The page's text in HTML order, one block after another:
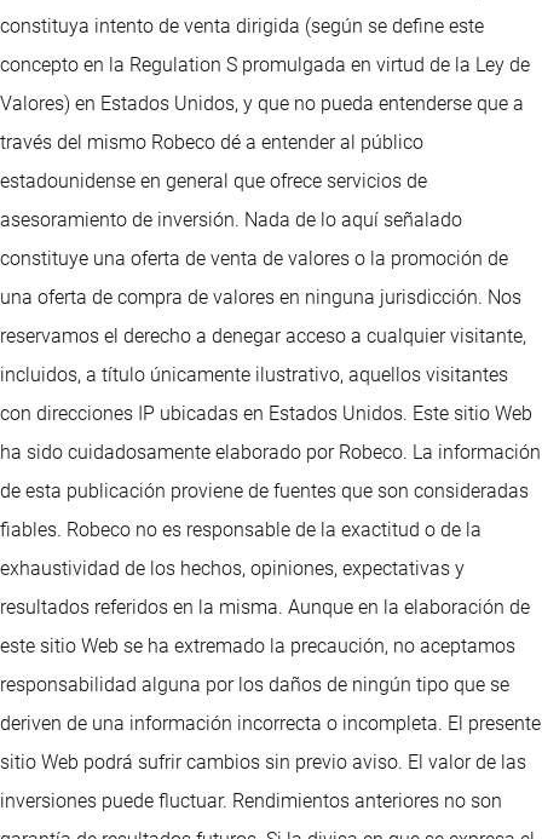
constituya intento de venta dirigida (según se define este
concepto en la Regulation S promulgada en virtud de la Ley de
Valores) en Estados Unidos, y que no pueda entenderse que a
través del mismo Robeco dé a entender al público
estadounidense en general que ofrece servicios de
asesoramiento de inversión. Nada de lo aquí señalado
constituye una oferta de venta de valores o la promoción de
una oferta de compra de valores en ninguna jurisdicción. Nos
reservamos el derecho a denegar acceso a cualquier visitante,
incluidos, a título únicamente ilustrativo, aquellos visitantes
con direcciones IP ubicadas en Estados Unidos. Este sitio Web
ha sido cuidadosamente elaborado por Robeco. La información
de esta publicación proviene de fuentes que son consideradas
fiables. Robeco no es responsable de la exactitud o de la
exhaustividad de los hechos, opiniones, expectativas y
resultados referidos en la misma. Aunque en la elaboración de
este sitio Web se ha extremado la precaución, no aceptamos
responsabilidad alguna por los daños de ningún tipo que se
deriven de una información incorrecta o incompleta. El presente
sitio Web podrá sufrir cambios sin previo aviso. El valor de las
inversiones puede fluctuar. Rendimientos anteriores no son